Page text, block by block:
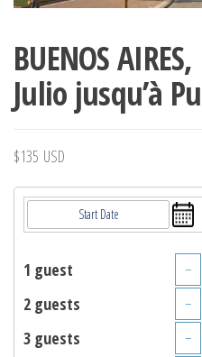
BUENOS
Julio jusqu’à
$135 USD
1 guest −
2 guests
−
3 guests
−